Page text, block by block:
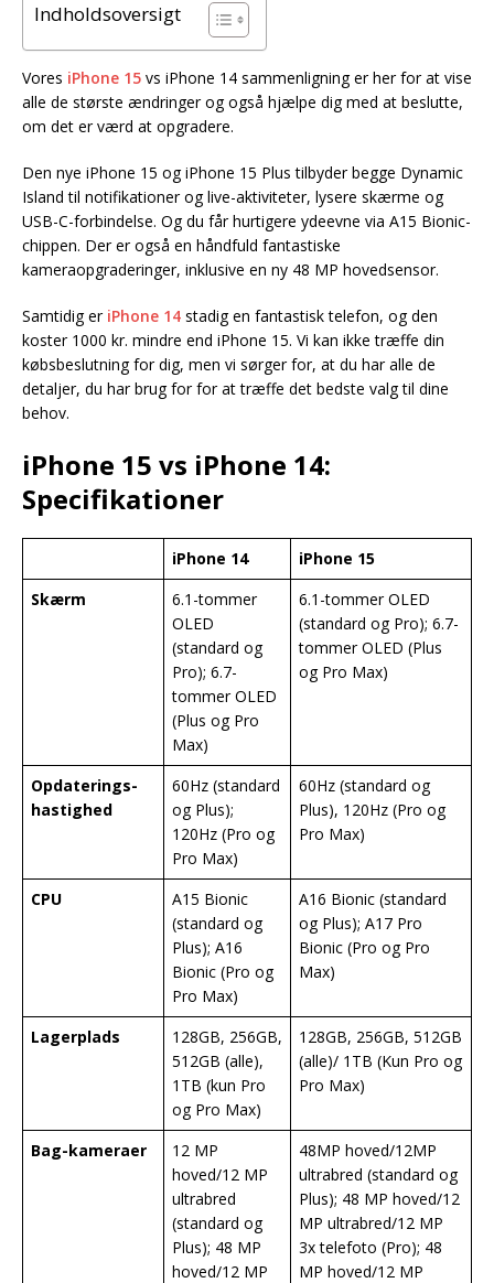
Indholdsoversigt
Vores iPhone 15 vs iPhone 14 sammenligning er her for at vise
alle de største ændringer og også hjælpe dig med at beslutte,
om det er værd at opgradere.
Den nye iPhone 15 og iPhone 15 Plus tilbyder begge Dynamic
Island til notifikationer og live-aktiviteter, lysere skærme og
USB-C-forbindelse. Og du får hurtigere ydeevne via A15 Bionic-
chippen. Der er også en håndfuld fantastiske
kameraopgraderinger, inklusive en ny 48 MP hovedsensor.
Samtidig er iPhone 14 stadig en fantastisk telefon, og den
koster 1000 kr. mindre end iPhone 15. Vi kan ikke træffe din
købsbeslutning for dig, men vi sørger for, at du har alle de
detaljer, du har brug for for at træffe det bedste valg til dine
behov.
iPhone 15 vs iPhone 14:
Specifikationer
iPhone 14
iPhone 15
Skærm
6.1-tommer
OLED
(standard og
Pro); 6.7-
tommer OLED
(Plus og Pro
Max)
6.1-tommer OLED
(standard og Pro); 6.7-
tommer OLED (Plus
og Pro Max)
Opdaterings-
hastighed
60Hz (standard
og Plus);
120Hz (Pro og
Pro Max)
60Hz (standard og
Plus), 120Hz (Pro og
Pro Max)
CPU
A15 Bionic
(standard og
Plus); A16
Bionic (Pro og
Pro Max)
A16 Bionic (standard
og Plus); A17 Pro
Bionic (Pro og Pro
Max)
Lagerplads
128GB, 256GB,
512GB (alle),
1TB (kun Pro
og Pro Max)
128GB, 256GB, 512GB
(alle)/ 1TB (Kun Pro og
Pro Max)
Bag-kameraer
12 MP
hoved/12 MP
ultrabred
(standard og
Plus); 48 MP
hoved/12 MP
48MP hoved/12MP
ultrabred (standard og
Plus); 48 MP hoved/12
MP ultrabred/12 MP
3x telefoto (Pro); 48
MP hoved/12 MP